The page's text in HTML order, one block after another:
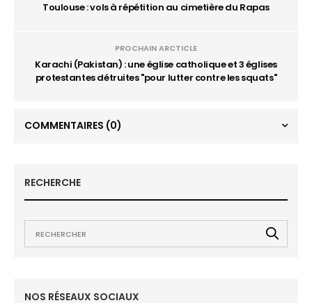
Toulouse : vols à répétition au cimetière du Rapas
PROCHAIN ARCTICLE
Karachi (Pakistan) : une église catholique et 3 églises
protestantes détruites "pour lutter contre les squats"
COMMENTAIRES (0)
RECHERCHE
NOS RÉSEAUX SOCIAUX